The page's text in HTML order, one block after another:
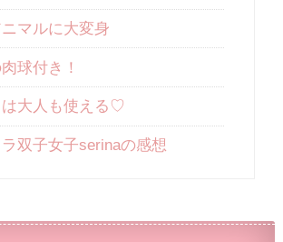
マルに大変身
球付き！
は大人も使える♡
双子女子serinaの感想